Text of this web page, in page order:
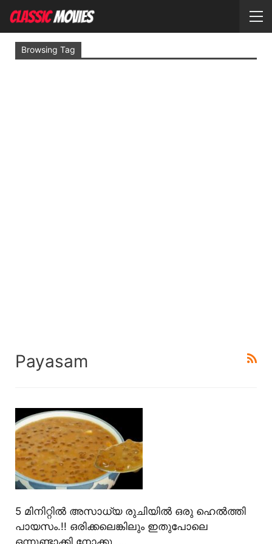
Browsing Tag
Payasam
5 മിനിറ്റിൽ അസാധ്യ രുചിയിൽ ഒരു ഹെൽത്തി
പായസം.!! ഒരിക്കലെങ്കിലും ഇതുപോലെ